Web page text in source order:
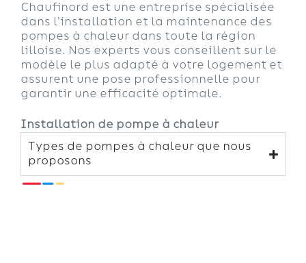
Chaufinord est une entreprise spécialisée
dans l’installation et la maintenance des
pompes à chaleur dans toute la région
lilloise. Nos experts vous conseillent sur le
modèle le plus adapté à votre logement et
assurent une pose professionnelle pour
garantir une efficacité optimale.
Installation de pompe à chaleur
Types de pompes à chaleur que nous
proposons